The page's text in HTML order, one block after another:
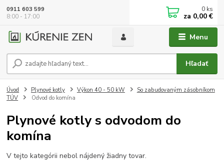
Menu
Hľadať
0911 603 599
8:00 - 17:00
0 ks
za 0,00 €
Úvod Plynové kotly Výkon 40 - 50 kW
So zabudovaným zásobníkom
TÚV
Odvod do komína
Plynové kotly s odvodom do
komína
V tejto kategórii nebol nájdený žiadny tovar.